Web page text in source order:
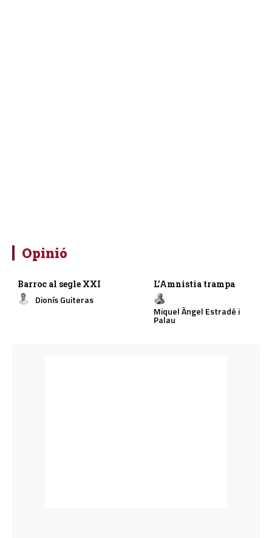
Opinió
Barroc al segle XXI
Dionís Guiteras
L’Amnistia trampa
Miquel Àngel Estradé i
Palau